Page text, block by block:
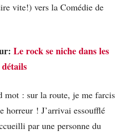
vite!) vers la Comédie de
Le rock se niche dans les
détails
mot : sur la route, je me farcis
horreur ! J’arrivai essoufflé
par une personne du